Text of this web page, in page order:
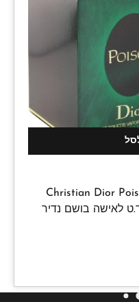
Christian Dior
פואזן 50 מ''ל א.ד.ט לאישה בושם נדיר